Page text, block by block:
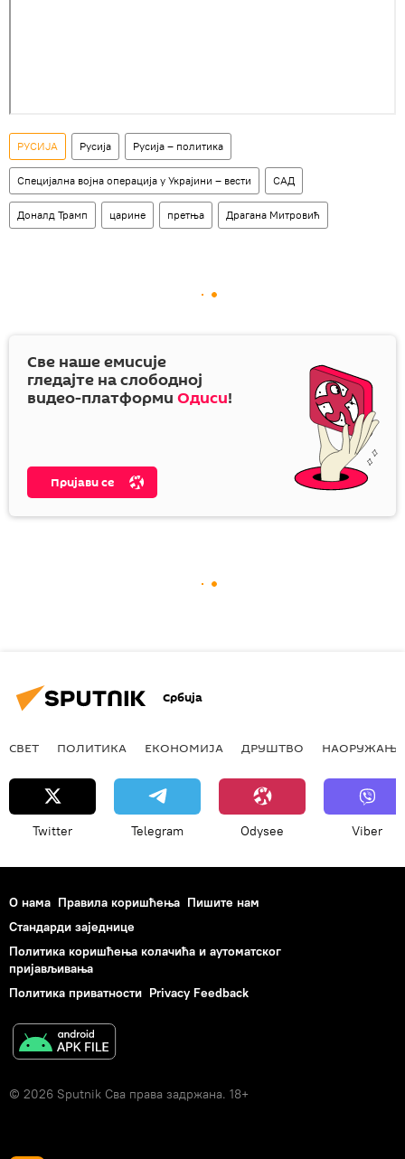
РУСИЈА Русија Русија – политика
Специјална војна операција у Украјини – вести САД
Доналд Трамп царине претња Драгана Митровић
Све наше емисије
гледајте на слободној
видео-платформи Одиси!
Пријави се
Србија
СВЕТ ПОЛИТИКА ЕКОНОМИЈА ДРУШТВО НАОРУЖАЊЕ
Twitter Telegram Odysee Viber
О нама Правила коришћења Пишите нам
Стандарди заједнице
Политика коришћења колачића и аутоматског
пријављивања
Политика приватности Privacy Feedback
© 2026 Sputnik Сва права задржана. 18+